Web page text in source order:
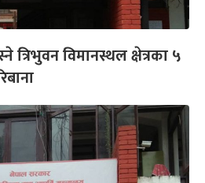
त्रिभुवन विमानस्थल क्षेत्रका ५